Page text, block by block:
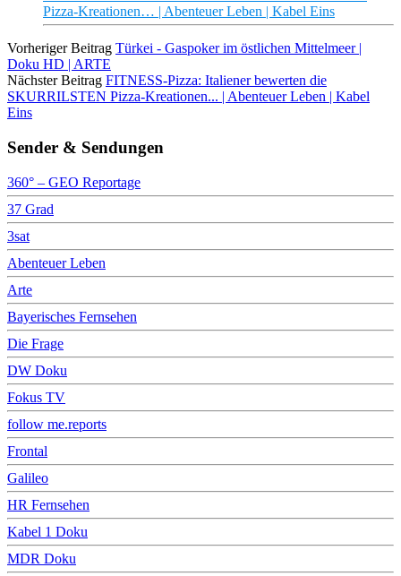
Pizza-Kreationen… | Abenteuer Leben | Kabel Eins
Vorheriger Beitrag Türkei - Gaspoker im östlichen Mittelmeer |
Doku HD | ARTE
Nächster Beitrag FITNESS-Pizza: Italiener bewerten die
SKURRILSTEN Pizza-Kreationen... | Abenteuer Leben | Kabel
Eins
Sender & Sendungen
360° – GEO Reportage
37 Grad
3sat
Abenteuer Leben
Arte
Bayerisches Fernsehen
Die Frage
DW Doku
Fokus TV
follow me.reports
Frontal
Galileo
HR Fernsehen
Kabel 1 Doku
MDR Doku